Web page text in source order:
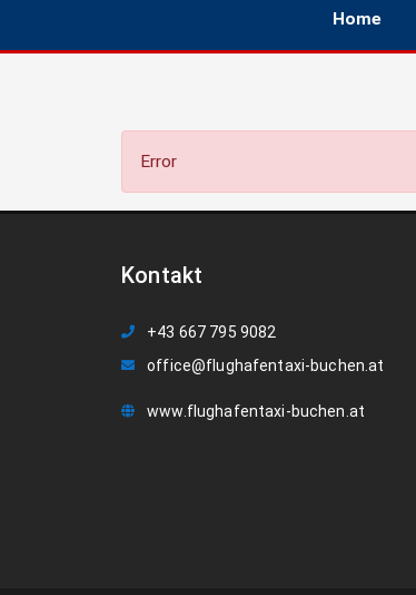
Home
Error
Kontakt
+43 667 795 9082
office@flughafentaxi-buchen.at
www.flughafentaxi-buchen.at